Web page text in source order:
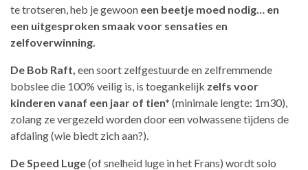
te trotseren, heb je gewoon een beetje moed nodig… en
een uitgesproken smaak voor sensaties en
zelfoverwinning.
De Bob Raft, een soort zelfgestuurde en zelfremmende
bobslee die 100% veilig is, is toegankelijk zelfs voor
kinderen vanaf een jaar of tien* (minimale lengte: 1m30),
zolang ze vergezeld worden door een volwassene tijdens de
afdaling (wie biedt zich aan?).
De Speed Luge(of snelheid luge in het Frans) wordt solo